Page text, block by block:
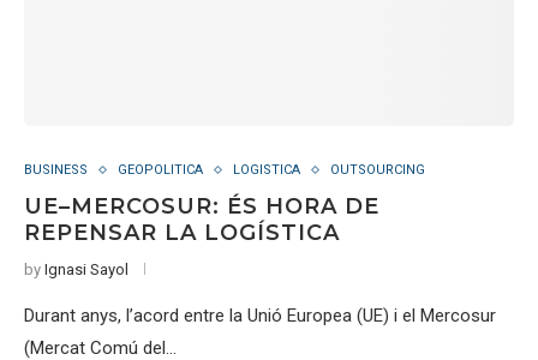
BUSINESS GEOPOLITICA LOGISTICA OUTSOURCING
UE–MERCOSUR: ÉS HORA DE
REPENSAR LA LOGÍSTICA
by Ignasi Sayol
Durant anys, l’acord entre la Unió Europea (UE) i el Mercosur
(Mercat Comú del…